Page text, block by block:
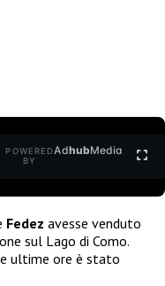
POWERED
BY
AdhubMedia
Fedez avesse venduto
sul Lago di Como.
ultime ore è stato